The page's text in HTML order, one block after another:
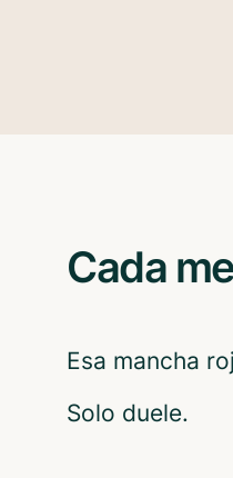
Cada
Esa mancha
Solo duele.